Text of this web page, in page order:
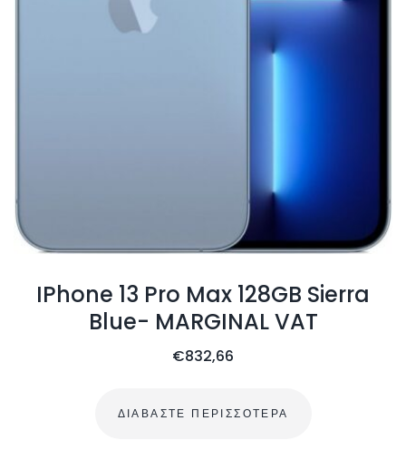
IPhone 13 Pro Max 128GB Sierra
Blue- MARGINAL VAT
€832,66
ΔΙΑΒΆΣΤΕ ΠΕΡΙΣΣΌΤΕΡΑ